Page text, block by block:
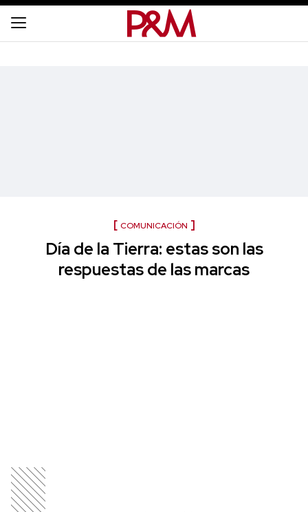
COMUNICACIÓN
Día de la Tierra: estas son las
respuestas de las marcas